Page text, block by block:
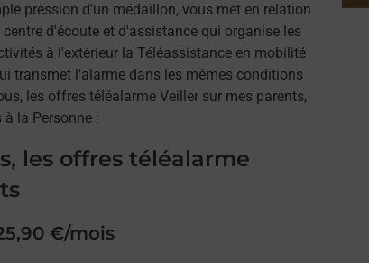
pression d'un médaillon, vous met en relation
d'écoute et d'assistance qui organise les
à l'extérieur la Téléassistance en mobilité
transmet l'alarme dans les mêmes conditions
les offres téléalarme Veiller sur mes parents,
la Personne :
les offres téléalarme
€/mois